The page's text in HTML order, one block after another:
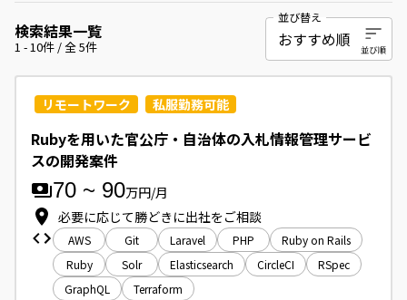
検索結果一覧
1 -10件 / 全5件
並び替え
リモートワーク 私服勤務可能
Rubyを用いた官公庁・自治体の入札情報管理サービ
スの開発案件
70 ~ 90万円/月
必要に応じて勝どきに出社をご相談
AWS Git Laravel PHP
Ruby on Rails
Ruby
Solr Elasticsearch CircleCI
RSpec
GraphQL
Terraform